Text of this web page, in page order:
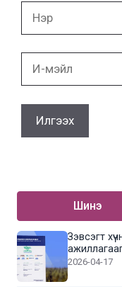
Шинэ
Зэвсэгт
2026-04-17